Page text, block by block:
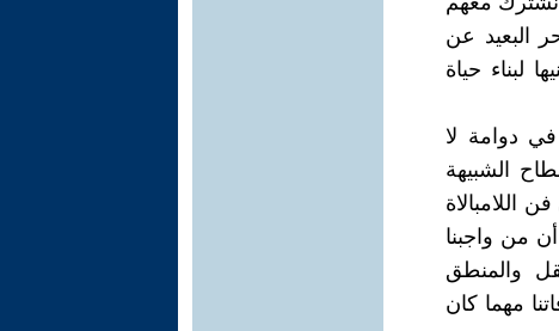
البعيد عن
لبناء حياة
دوامة لا
الشبيهة
اللامبالاة
من واجبنا
والمنطق
مهما كان